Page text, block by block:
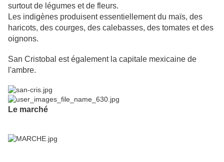
surtout de légumes et de fleurs.
Les indigènes produisent essentiellement du maïs, des
haricots, des courges, des calebasses, des tomates et des
oignons.
San Cristobal est également la capitale mexicaine de
l'ambre.
Le marché